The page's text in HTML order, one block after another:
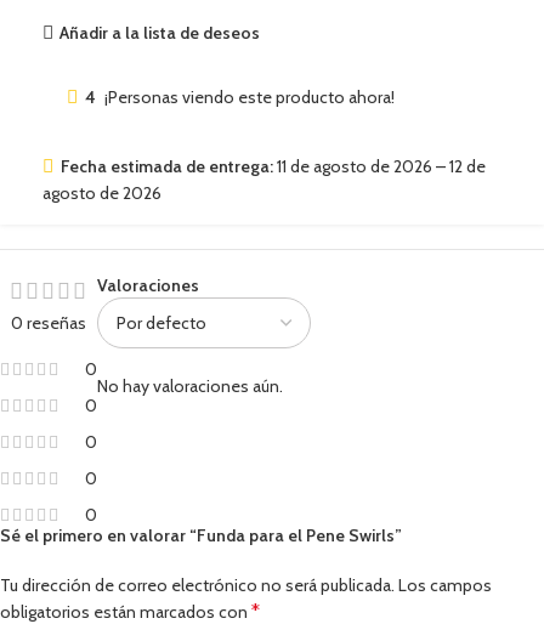
Añadir a la lista de deseos
4 ¡Personas viendo este producto ahora!
Fecha estimada de entrega:11 de agosto de 2026 – 12 de
agosto de 2026
0 reseñas
0
0
0
0
0
Valoraciones
No hay valoraciones aún.
Sé el primero en valorar “Funda para el Pene Swirls”
Tu dirección de correo electrónico no será publicada. Los campos
obligatorios están marcados con *